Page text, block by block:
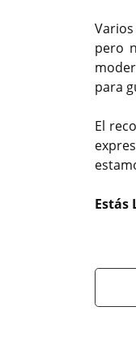
pero
para
El
Estás